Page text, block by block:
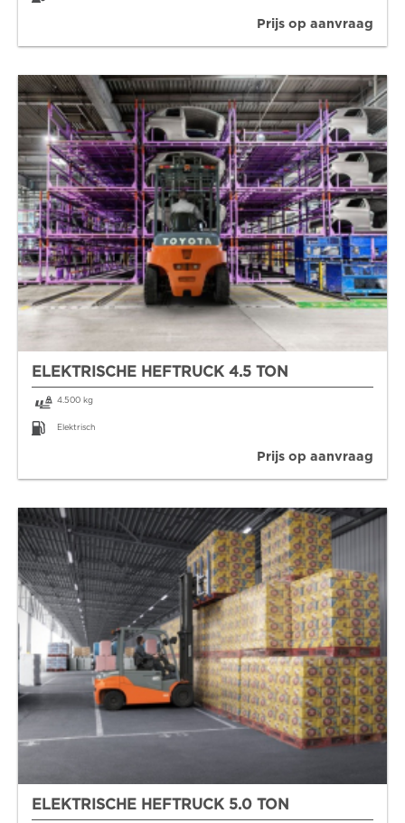
Prijs op aanvraag
ELEKTRISCHE HEFTRUCK 4.5 TON
4.500 kg
Elektrisch
Prijs op aanvraag
ELEKTRISCHE HEFTRUCK 5.0 TON